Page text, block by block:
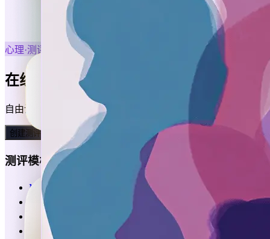
心理·测评
在线测评，专业又有趣
自由设计测评题目、测评维度和维度得分公式，不管是专业
创建测评表单
测评模板
MBTI性格测评
焦虑水平测试
趣味测评
DISC人格特质诊断